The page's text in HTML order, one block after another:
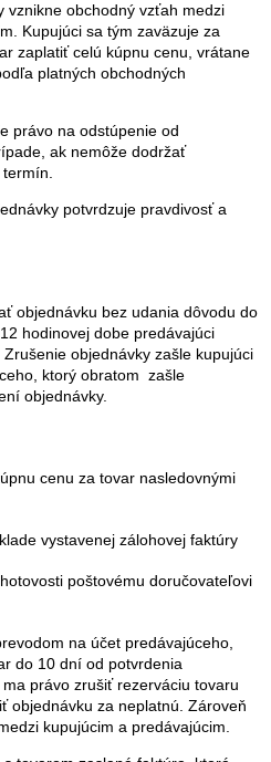
vznikne obchodný vzťah medzi
Kupujúci sa tým zaväzuje za
zaplatiť celú kúpnu cenu, vrátane
platných obchodných
právo na odstúpenie od
ak nemôže dodržať
potvrdzuje pravdivosť a
objednávku bez udania dôvodu do
hodinovej dobe predávajúci
objednávky zašle kupujúci
ktorý obratom zašle
objednávky.
cenu za tovar nasledovnými
vystavenej zálohovej faktúry
poštovému doručovateľovi
na účet predávajúceho,
do 10 dní od potvrdenia
právo zrušiť rezerváciu tovaru
objednávku za neplatnú. Zároveň
kupujúcim a predávajúcim.